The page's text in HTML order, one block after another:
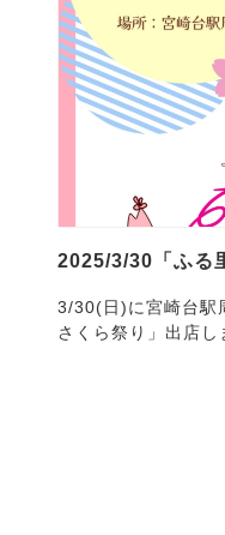
2025/3/30「ふる
3/30(日)に宮崎台駅